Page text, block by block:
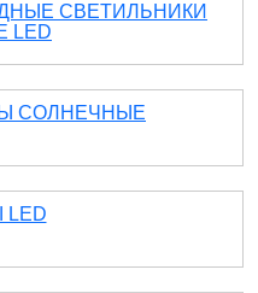
СВЕТИЛЬНИКИ
LED
СОЛНЕЧНЫЕ